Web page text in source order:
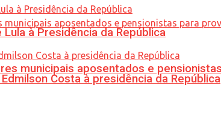
municipais aposentados e
à Presidência da República
Costa à presidência da República